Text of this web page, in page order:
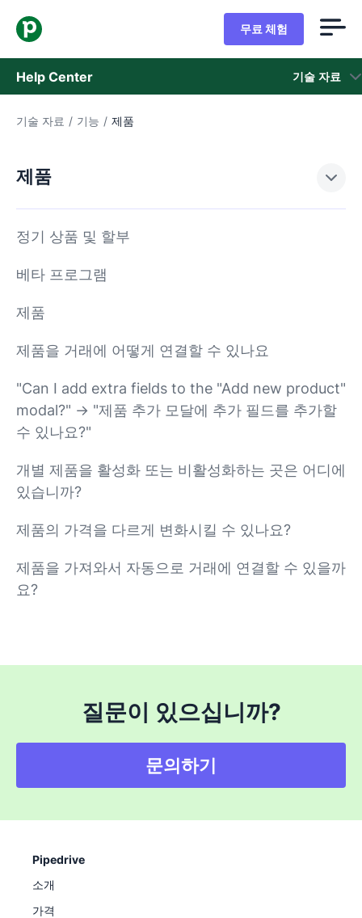
무료 체험
Help Center 기술 자료
기술 자료
상태
기술 자료 / 기능 / 제품
제품
정기 상품 및 할부
베타 프로그램
제품
제품을 거래에 어떻게 연결할 수 있나요
"Can I add extra fields to the "Add new product"
modal?" -> "제품 추가 모달에 추가 필드를 추가할
수 있나요?"
개별 제품을 활성화 또는 비활성화하는 곳은 어디에
있습니까?
제품의 가격을 다르게 변화시킬 수 있나요?
제품을 가져와서 자동으로 거래에 연결할 수 있을까
요?
질문이 있으십니까?
문의하기
Pipedrive
소개
가격